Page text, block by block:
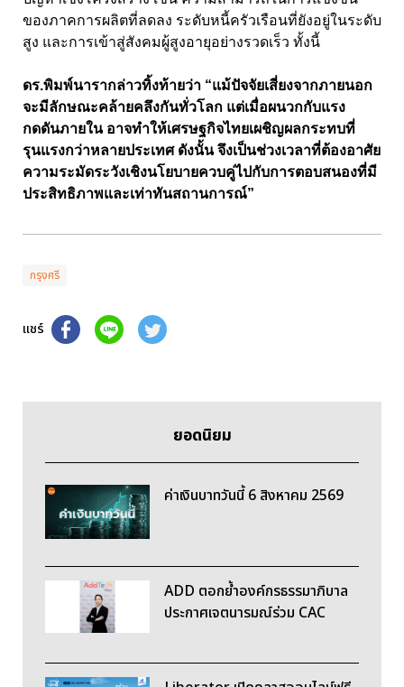
ของภาคการผลิตที่ลดลง ระดับหนี้ครัวเรือนที่ยังอยู่ในระดับ
สูง และการเข้าสู่สังคมผู้สูงอายุอย่างรวดเร็ว ทั้งนี้
ดร.พิมพ์นารากล่าวทิ้งท้ายว่า “แม้ปัจจัยเสี่ยงจากภายนอก
จะมีลักษณะคล้ายคลึงกันทั่วโลก แต่เมื่อผนวกกับแรง
กดดันภายใน อาจทำให้เศรษฐกิจไทยเผชิญผลกระทบที่
รุนแรงกว่าหลายประเทศ ดังนั้น จึงเป็นช่วงเวลาที่ต้องอาศัย
ความระมัดระวังเชิงนโยบายควบคู่ไปกับการตอบสนองที่มี
ประสิทธิภาพและเท่าทันสถานการณ์”
กรุงศรี
แชร์
ยอดนิยม
ค่าเงินบาทวันนี้ 6 สิงหาคม 2569
ADD ตอกย้ำองค์กรธรรมาภิบาล
ประกาศเจตนารมณ์ร่วม CAC